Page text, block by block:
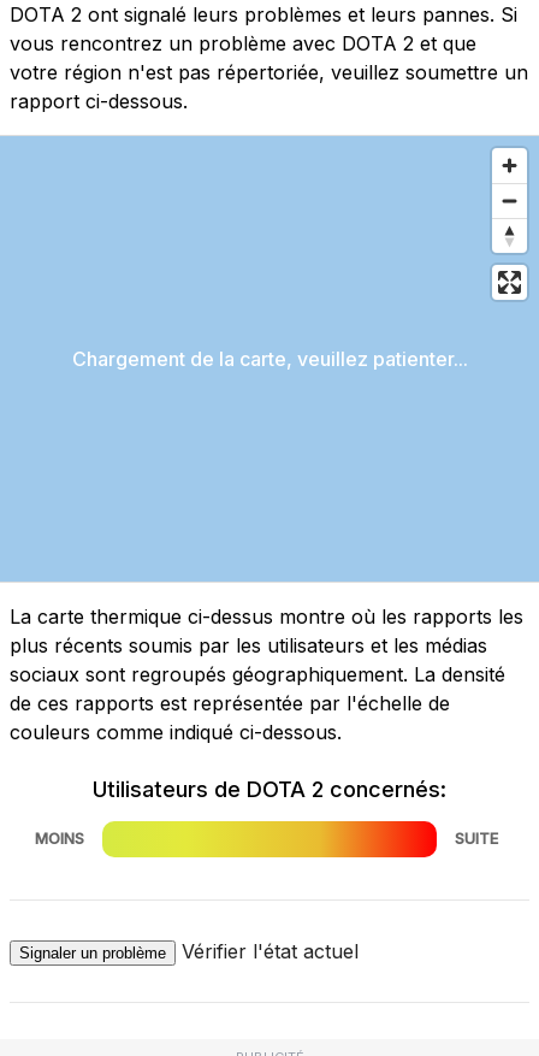
DOTA 2 ont signalé leurs problèmes et leurs pannes. Si
vous rencontrez un problème avec DOTA 2 et que
votre région n'est pas répertoriée, veuillez soumettre un
rapport ci-dessous.
Chargement de la carte, veuillez patienter...
La carte thermique ci-dessus montre où les rapports les
plus récents soumis par les utilisateurs et les médias
sociaux sont regroupés géographiquement. La densité
de ces rapports est représentée par l'échelle de
couleurs comme indiqué ci-dessous.
Utilisateurs de DOTA 2 concernés:
MOINS SUITE
Signaler un problème Vérifier l'état actuel